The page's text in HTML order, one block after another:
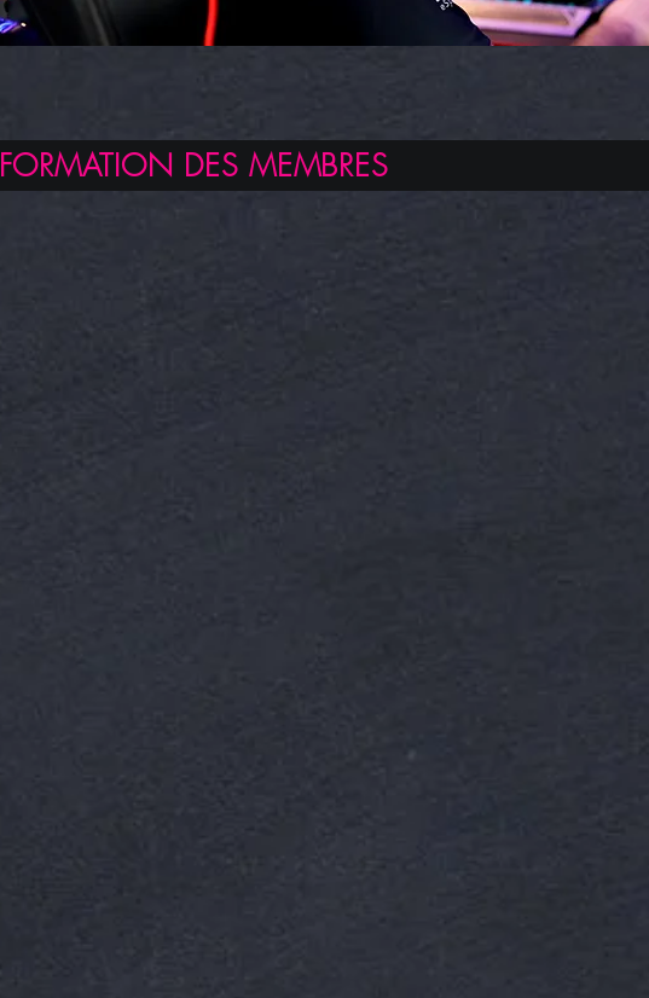
FORMATION DES MEMBRES